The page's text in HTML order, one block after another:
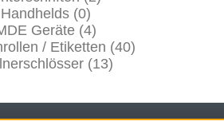
Handhelds (0)
Geräte (4)
/ Etiketten (40)
(13)